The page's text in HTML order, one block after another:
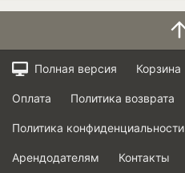
Полная версия Корзина
Оплата Политика возврата
Политика конфиденциальности
Арендодателям Контакты